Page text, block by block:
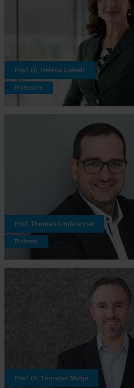
Prof. Dr. Helena Liebelt
Professorin
Prof. Thomas Limbrunner
Professor
Prof. Dr. Thorsten Matje